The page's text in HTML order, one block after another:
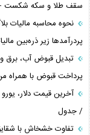
سقف طلا و سکه شکست
نحوه محاسبه مالیات
پردرآمد‌ها زیر ذره‌بین
تبدیل قبوض آب، برق و
پرداخت قبوض با همراه
/ جدول
تفاوت خشخاش با شقایق